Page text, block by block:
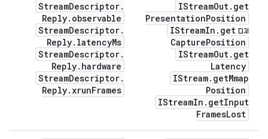
IStreamOut. get
PresentationPosition
וגם IStreamIn . get
CapturePosition
IStreamOut. get
Latency
IStream. getMmap
Position
IStreamIn . getInput
FramesLost
StreamDescriptor.
Reply. observable
StreamDescriptor.
Reply. latencyMs
StreamDescriptor.
Reply. hardware
StreamDescriptor.
Reply. xrunFrames